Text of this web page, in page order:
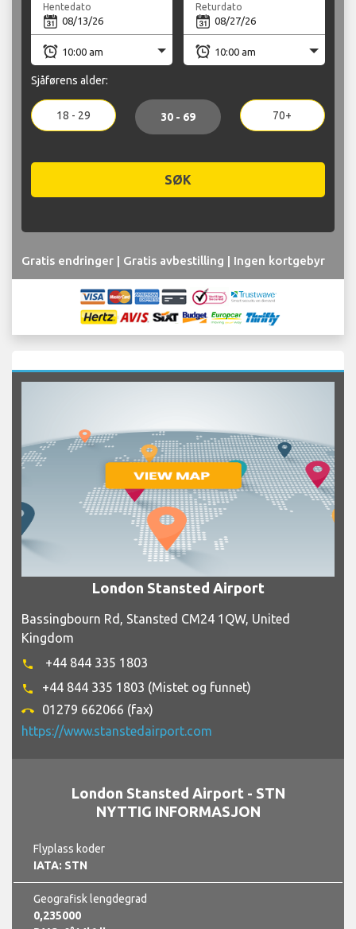
Hentedato Returdato
Sjåførens alder:
18 - 29 30 - 69 70+
SØK
Gratis endringer | Gratis avbestilling | Ingen kortgebyr
London Stansted Airport
Bassingbourn Rd, Stansted CM24 1QW, United
Kingdom
phone +44 844 335 1803
phone +44 844 335 1803 (Mistet og funnet)
call_end
01279 662066 (fax)
https://www.stanstedairport.com
London Stansted Airport - STN
NYTTIG INFORMASJON
Flyplass koder
IATA: STN
Geografisk lengdegrad
0,235000